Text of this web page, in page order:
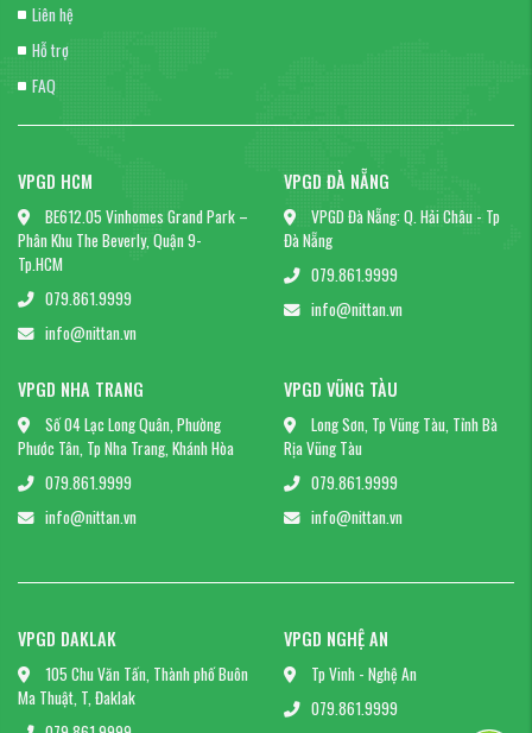
Liên hệ
Hỗ trợ
FAQ
VPGD HCM
BE612.05 Vinhomes Grand Park –
Phân Khu The Beverly, Quận 9-
Tp.HCM
079.861.9999
info@nittan.vn
VPGD ĐÀ NẴNG
VPGD Đà Nẵng: Q. Hải Châu - Tp
Đà Nẵng
079.861.9999
info@nittan.vn
VPGD NHA TRANG
Số 04 Lạc Long Quân, Phường
Phước Tân, Tp Nha Trang, Khánh Hòa
079.861.9999
info@nittan.vn
VPGD VŨNG TÀU
Long Sơn, Tp Vũng Tàu, Tỉnh Bà
Rịa Vũng Tàu
079.861.9999
info@nittan.vn
VPGD DAKLAK
105 Chu Văn Tấn, Thành phố Buôn
Ma Thuật, T, Đaklak
VPGD NGHỆ AN
Tp Vinh - Nghệ An
079.861.9999